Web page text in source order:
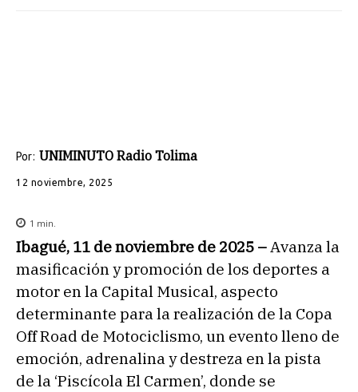
Por: UNIMINUTO Radio Tolima
12 noviembre, 2025
1 min.
Ibagué, 11 de noviembre de 2025 – Avanza la
masificación y promoción de los deportes a
motor en la Capital Musical, aspecto
determinante para la realización de la Copa
Off Road de Motociclismo, un evento lleno de
emoción, adrenalina y destreza en la pista
de la ‘Piscícola El Carmen’, donde se